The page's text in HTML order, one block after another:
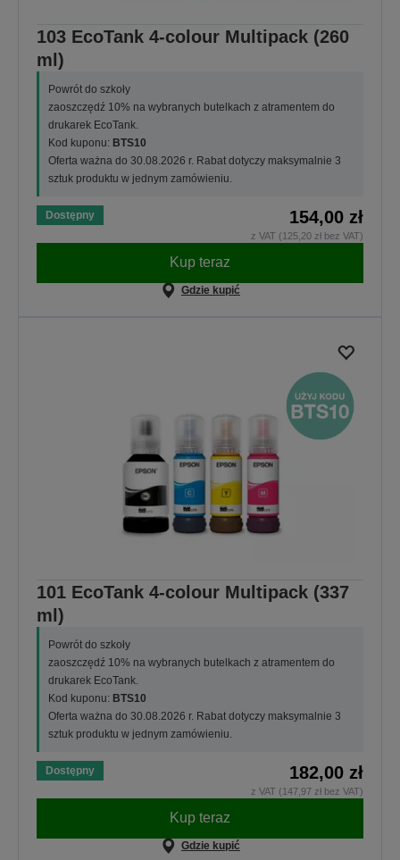
103 EcoTank 4-colour Multipack (260
ml)
Powrót do szkoły
zaoszczędź 10% na wybranych butelkach z atramentem do
drukarek EcoTank.
Kod kuponu: BTS10
Oferta ważna do 30.08.2026 r. Rabat dotyczy maksymalnie 3
sztuk produktu w jednym zamówieniu.
Dostępny 154,00 zł
z VAT (125,20 zł bez VAT)
Kup teraz
Gdzie kupić
101 EcoTank 4-colour Multipack (337
ml)
Powrót do szkoły
zaoszczędź 10% na wybranych butelkach z atramentem do
drukarek EcoTank.
Kod kuponu: BTS10
Oferta ważna do 30.08.2026 r. Rabat dotyczy maksymalnie 3
sztuk produktu w jednym zamówieniu.
Dostępny 182,00 zł
z VAT (147,97 zł bez VAT)
Kup teraz
Gdzie kupić